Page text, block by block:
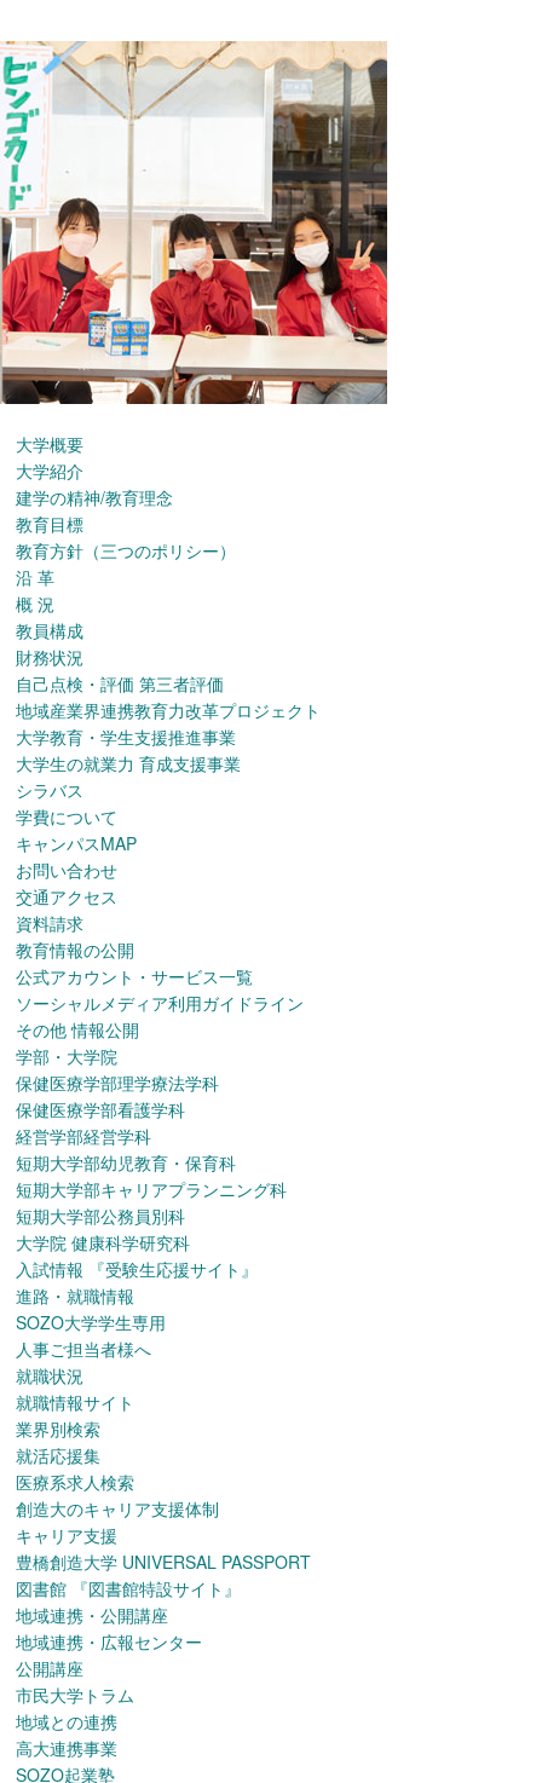
大学概要
大学紹介
建学の精神/教育理念
教育目標
教育方針（三つのポリシー）
沿 革
概 況
教員構成
財務状況
自己点検・評価 第三者評価
地域産業界連携教育力改革プロジェクト
大学教育・学生支援推進事業
大学生の就業力 育成支援事業
シラバス
学費について
キャンパスMAP
お問い合わせ
交通アクセス
資料請求
教育情報の公開
公式アカウント・サービス一覧
ソーシャルメディア利用ガイドライン
その他 情報公開
学部・大学院
保健医療学部理学療法学科
保健医療学部看護学科
経営学部経営学科
短期大学部幼児教育・保育科
短期大学部キャリアプランニング科
短期大学部公務員別科
大学院 健康科学研究科
入試情報
『受験生応援サイト』
進路・就職情報
SOZO大学学生専用
人事ご担当者様へ
就職状況
就職情報サイト
業界別検索
就活応援集
医療系求人検索
創造大のキャリア支援体制
キャリア支援
豊橋創造大学 UNIVERSAL PASSPORT
図書館 『図書館特設サイト』
地域連携・公開講座
地域連携・広報センター
公開講座
市民大学トラム
地域との連携
高大連携事業
SOZO起業塾